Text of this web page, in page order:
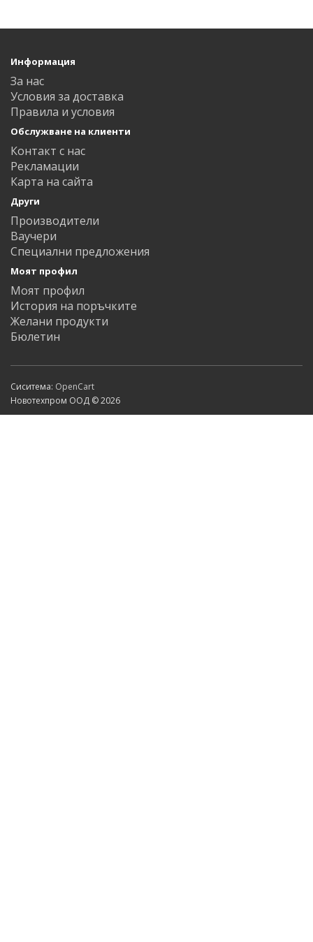
Информация
За нас
Условия за доставка
Правила и условия
Обслужване на клиенти
Контакт с нас
Рекламации
Карта на сайта
Други
Производители
Ваучери
Специални предложения
Моят профил
Моят профил
История на поръчките
Желани продукти
Бюлетин
Сиситема: OpenCart
Новотехпром ООД © 2026